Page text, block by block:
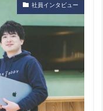
社員インタビュー